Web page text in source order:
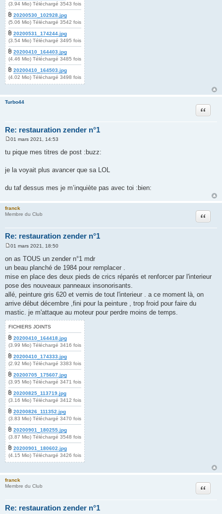
(3.94 Mio) Téléchargé 3543 fois
20200530_102928.jpg
(5.06 Mio) Téléchargé 3542 fois
20200531_174244.jpg
(3.54 Mio) Téléchargé 3495 fois
20200410_164403.jpg
(4.46 Mio) Téléchargé 3485 fois
20200410_164503.jpg
(4.02 Mio) Téléchargé 3498 fois
Turbo44
Re: restauration zender n°1
Citation
s
a
g
01 mars 2021, 14:53
tu pique mes titres de post :buzz:
je la voyait plus avancer que sa LOL
du taf dessus mes je m’inquiète pas avec toi :bien:
franck
Membre du Club
Re: restauration zender n°1
Citation
s
s
a
g
e
01 mars 2021, 18:50
on as TOUS un zender n°1 mdr
un beau planché de 1984 pour remplacer .
mise en place des deux pieds de crics réparés et renforcer par l'interieur
pose des nouveaux panneaux insonorisants.
allé, peinture gris 620 et vernis de tout l'interieur . a ce moment là, on
arrive début décembre ,fini pour la peinture , trop froid pour faire du
mastic. je m'attaque au moteur pour perdre moins de temps.
FICHIERS JOINTS
20200410_164418.jpg
(3.99 Mio) Téléchargé 3416 fois
20200410_174333.jpg
(2.92 Mio) Téléchargé 3383 fois
20200705_175607.jpg
(3.95 Mio) Téléchargé 3471 fois
20200825_113719.jpg
(3.16 Mio) Téléchargé 3412 fois
20200826_111352.jpg
(3.83 Mio) Téléchargé 3470 fois
20200901_180255.jpg
(3.87 Mio) Téléchargé 3548 fois
20200901_180602.jpg
(4.15 Mio) Téléchargé 3426 fois
franck
Membre du Club
Re: restauration zender n°1
Citation